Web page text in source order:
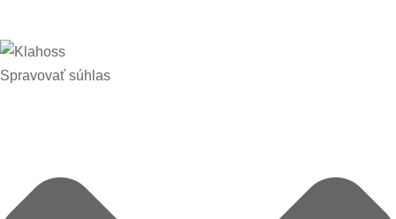
Spravovať súhlas